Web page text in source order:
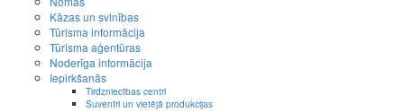
Kāzas un svinības
Tūrisma informācija
Tūrisma aģentūras
Noderīga informācija
Iepirkšanās
Tirdzniecības centri
Suvenīri un vietējā produkcijas